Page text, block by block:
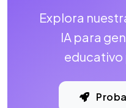
Explora
IA para